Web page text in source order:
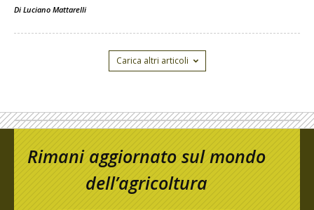
Di Luciano Mattarelli
Carica altri articoli
Rimani aggiornato sul mondo
dell’agricoltura